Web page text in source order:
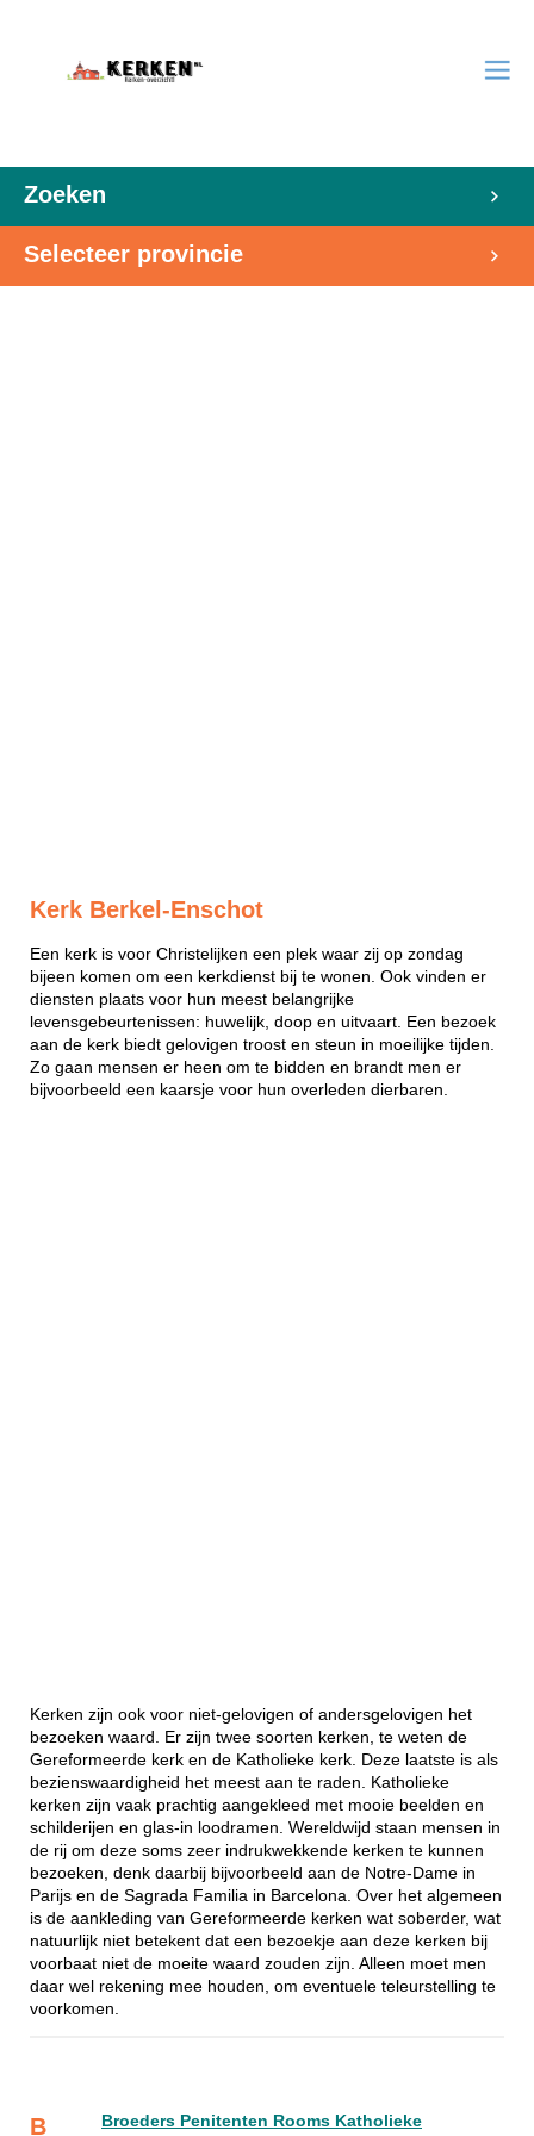
Zoeken
Selecteer provincie
Kerk Berkel-Enschot
Een kerk is voor Christelijken een plek waar zij op zondag
bijeen komen om een kerkdienst bij te wonen. Ook vinden er
diensten plaats voor hun meest belangrijke
levensgebeurtenissen: huwelijk, doop en uitvaart. Een bezoek
aan de kerk biedt gelovigen troost en steun in moeilijke tijden.
Zo gaan mensen er heen om te bidden en brandt men er
bijvoorbeeld een kaarsje voor hun overleden dierbaren.
Kerken zijn ook voor niet-gelovigen of andersgelovigen het
bezoeken waard. Er zijn twee soorten kerken, te weten de
Gereformeerde kerk en de Katholieke kerk. Deze laatste is als
bezienswaardigheid het meest aan te raden. Katholieke
kerken zijn vaak prachtig aangekleed met mooie beelden en
schilderijen en glas-in loodramen. Wereldwijd staan mensen in
de rij om deze soms zeer indrukwekkende kerken te kunnen
bezoeken, denk daarbij bijvoorbeeld aan de Notre-Dame in
Parijs en de Sagrada Familia in Barcelona. Over het algemeen
is de aankleding van Gereformeerde kerken wat soberder, wat
natuurlijk niet betekent dat een bezoekje aan deze kerken bij
voorbaat niet de moeite waard zouden zijn. Alleen moet men
daar wel rekening mee houden, om eventuele teleurstelling te
voorkomen.
B Broeders Penitenten Rooms Katholieke